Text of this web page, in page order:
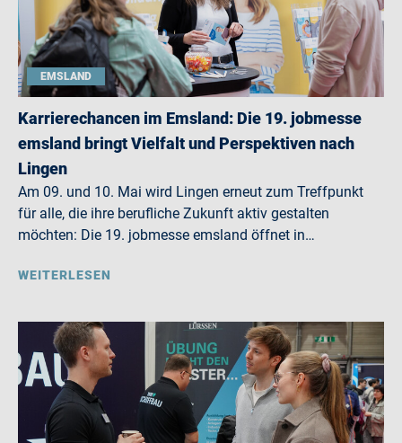
EMSLAND
Karrierechancen im Emsland: Die 19. jobmesse
emsland bringt Vielfalt und Perspektiven nach
Lingen
Am 09. und 10. Mai wird Lingen erneut zum Treffpunkt
für alle, die ihre berufliche Zukunft aktiv gestalten
möchten: Die 19. jobmesse emsland öffnet in…
WEITERLESEN